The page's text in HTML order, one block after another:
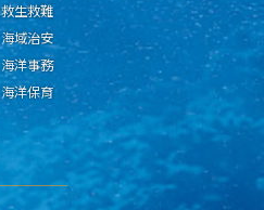
救生救難
海域治安
海洋事務
海洋保育